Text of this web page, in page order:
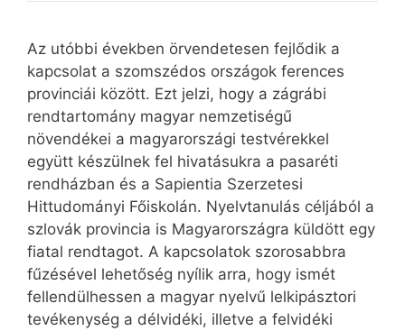
Az utóbbi években örvendetesen fejlődik a
kapcsolat a szomszédos országok ferences
provinciái között. Ezt jelzi, hogy a zágrábi
rendtartomány magyar nemzetiségű
növendékei a magyarországi testvérekkel
együtt készülnek fel hivatásukra a pasaréti
rendházban és a Sapientia Szerzetesi
Hittudományi Főiskolán. Nyelvtanulás céljából a
szlovák provincia is Magyarországra küldött egy
fiatal rendtagot. A kapcsolatok szorosabbra
fűzésével lehetőség nyílik arra, hogy ismét
fellendülhessen a magyar nyelvű lelkipásztori
tevékenység a délvidéki, illetve a felvidéki